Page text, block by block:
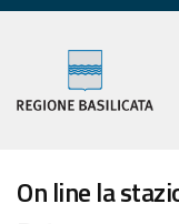
On line la